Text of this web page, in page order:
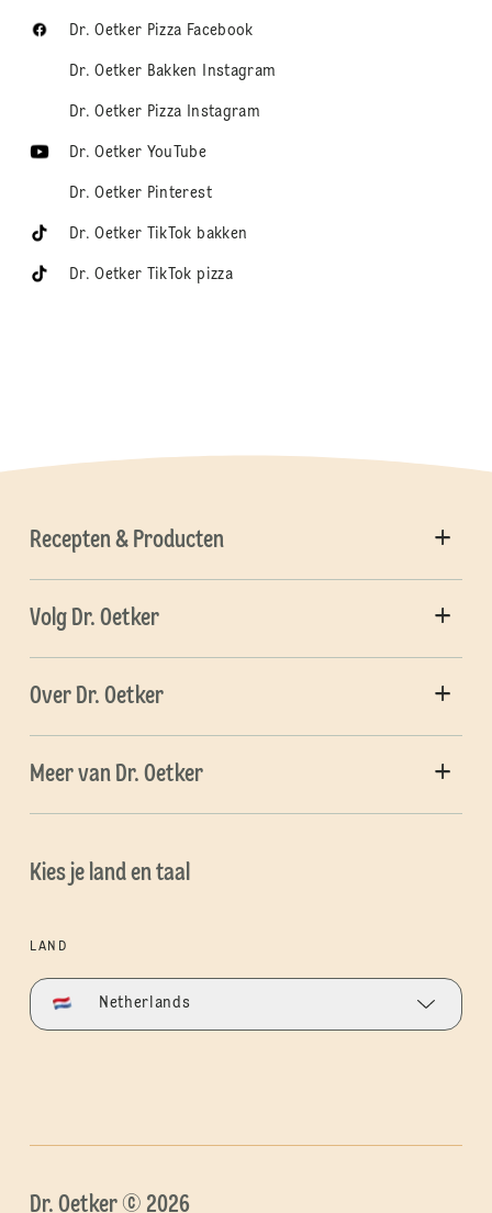
Dr. Oetker Pizza Facebook
Dr. Oetker Bakken Instagram
Dr. Oetker Pizza Instagram
Dr. Oetker YouTube
Dr. Oetker Pinterest
Dr. Oetker TikTok bakken
Dr. Oetker TikTok pizza
Recepten & Producten
Volg Dr. Oetker
Over Dr. Oetker
Meer van Dr. Oetker
Kies je land en taal
LAND
Netherlands
Dr. Oetker © 2026